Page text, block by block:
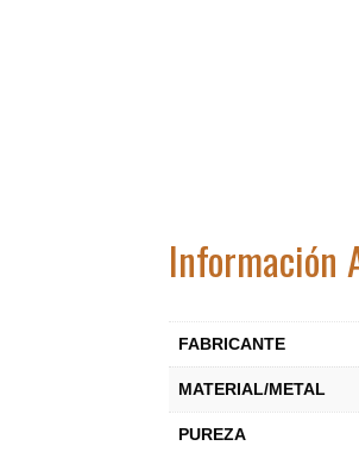
Información
FABRICANTE
MATERIAL/METAL
PUREZA